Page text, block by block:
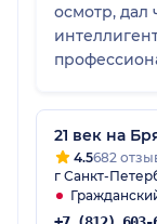
осмотр, дал
21 век на
4.5682
г Санкт-